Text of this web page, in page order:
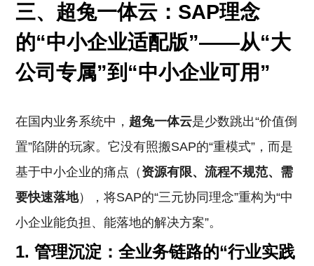
三、超兔一体云：SAP理念
的“中小企业适配版”——从“大
公司专属”到“中小企业可用”
在国内业务系统中， 超兔一体云是少数跳出“价值倒
置”陷阱的玩家。它没有照搬SAP的“重模式”，而是
基于中小企业的痛点（ 资源有限、流程不规范、需
要快速落地），将SAP的“三元协同理念”重构为“中
小企业能负担、能落地的解决方案”。
1.管理沉淀：全业务链路的“行业实践